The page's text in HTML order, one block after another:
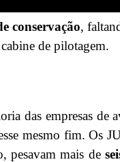
conservação,
de pilotagem.
das empresas de
mesmo fim. Os
pesavam mais de